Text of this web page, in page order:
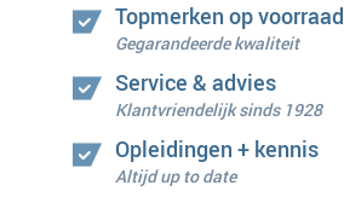
Topmerken op voorraad
Gegarandeerde kwaliteit
Service & advies
Klantvriendelijk sinds 1928
Opleidingen + kennis
Altijd up to date